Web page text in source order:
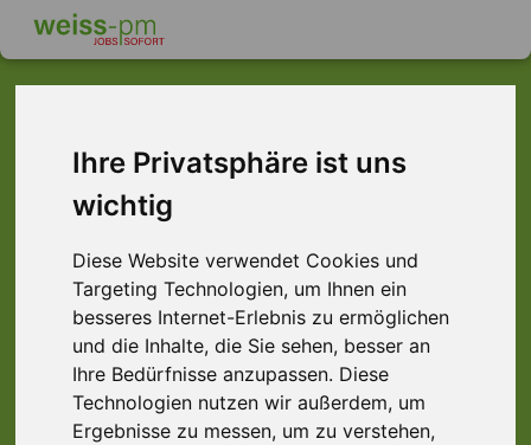
Ihre Privatsphäre ist uns
wichtig
Diese Website verwendet Cookies und
Targeting Technologien, um Ihnen ein
besseres Internet-Erlebnis zu ermöglichen
und die Inhalte, die Sie sehen, besser an
Ihre Bedürfnisse anzupassen. Diese
Technologien nutzen wir außerdem, um
Ergebnisse zu messen, um zu verstehen,
Dieser Job ist leider
nicht mehr verfügbar ...
... aber vielleicht ist hier etwas dabei: